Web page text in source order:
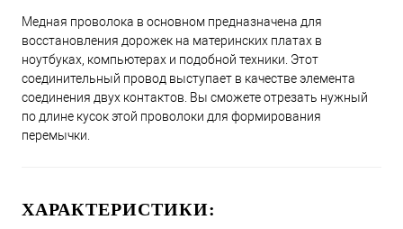
Медная проволока в основном предназначена для
восстановления дорожек на материнских платах в
ноутбуках, компьютерах и подобной техники. Этот
соединительный провод выступает в качестве элемента
соединения двух контактов. Вы сможете отрезать нужный
по длине кусок этой проволоки для формирования
перемычки.
ХАРАКТЕРИСТИКИ: